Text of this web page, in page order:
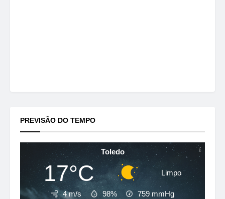
PREVISÃO DO TEMPO
Toledo
17°C Limpo
4 m/s 98% 759 mmHg